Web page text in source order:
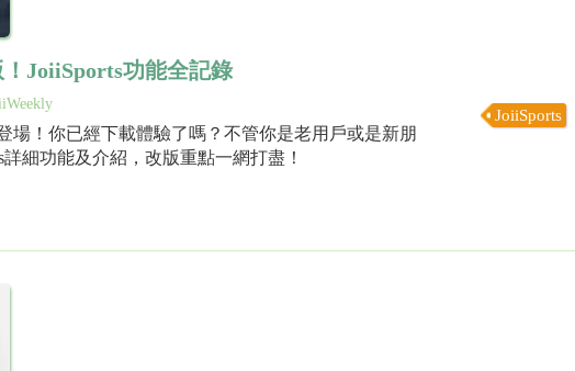
JoiiSports功能全記錄
場！你已經下載體驗了嗎？不管你是老用戶或是新朋
細功能及介紹，改版重點一網打盡！
JoiiSports